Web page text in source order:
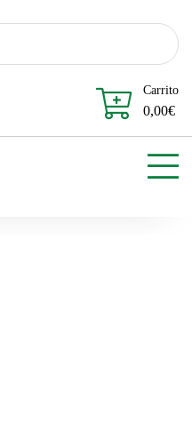
Carrito
0,00€